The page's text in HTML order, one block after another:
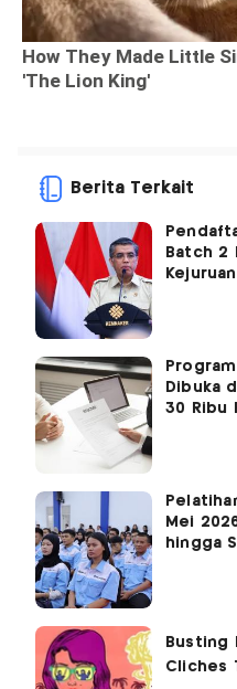
Berita Terkait
Batch 2
Kejuruan
Dibuka
30 Ribu
Mei
hingga